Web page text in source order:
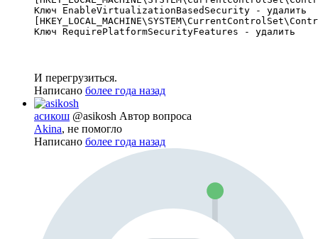
Ключ EnableVirtualizationBasedSecurity - удалить
Ключ RequirePlatformSecurityFeatures - удалить
И перегрузиться.
Написано более года назад
асикош @asikosh Автор вопроса
Akina, не помогло
Написано более года назад